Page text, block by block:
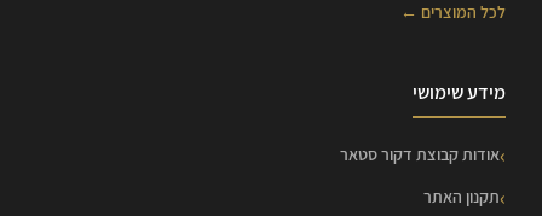
לכל המוצרים ←
מידע שימושי
אודות קבוצת דקור סטאר
תקנון האתר